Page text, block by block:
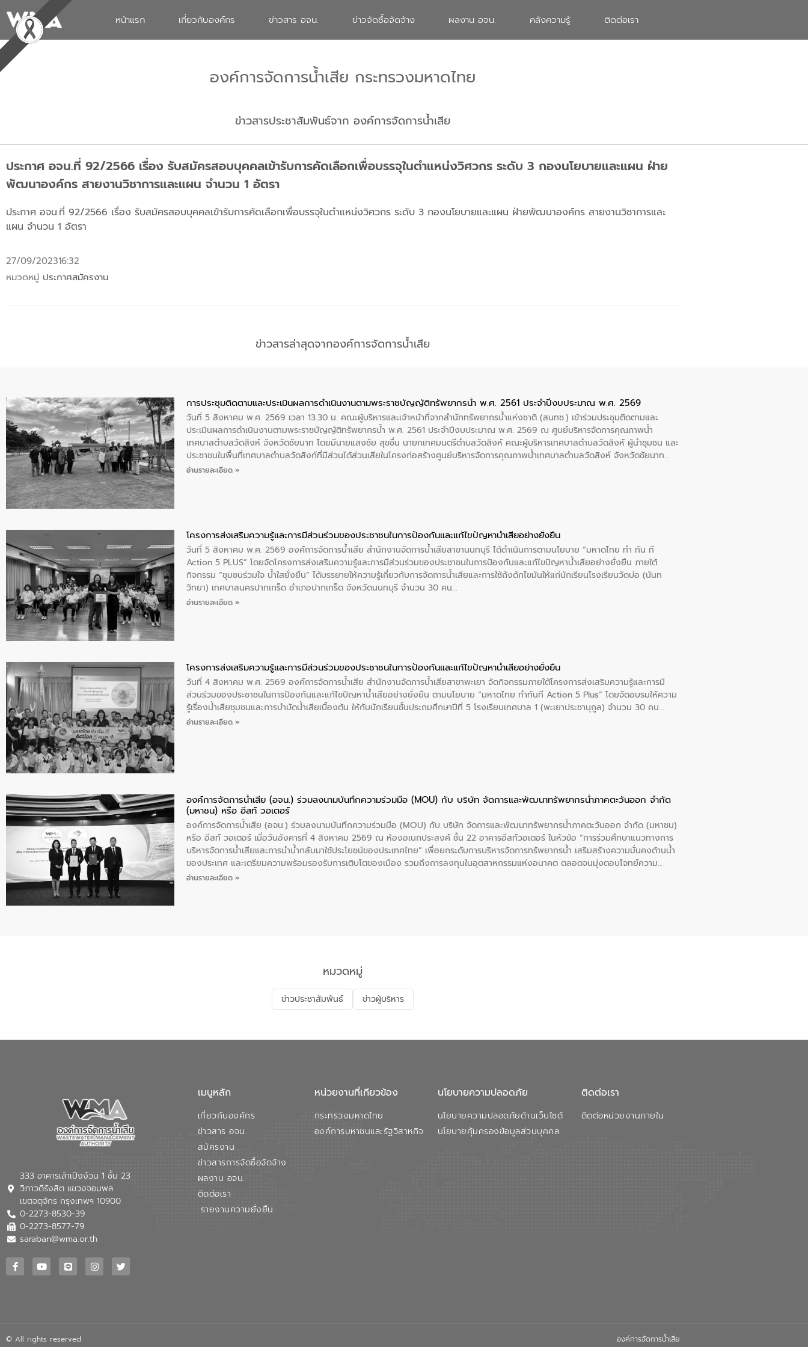
หน้าแรก เกี่ยวกับองค์กร ข่าวสาร อจน. ข่าวจัดซื้อจัดจ้าง ผลงาน อจน. คลังความรู้ ติดต่อเรา
องค์การจัดการน้ำเสีย กระทรวงมหาดไทย
ข่าวสารประชาสัมพันธ์จาก องค์การจัดการน้ำเสีย
ประกาศ อจน.ที่ 92/2566 เรื่อง รับสมัครสอบบุคคลเข้ารับการคัดเลือกเพื่อบรรจุในตำแหน่งวิศวกร ระดับ 3 กองนโยบายและแผน ฝ่าย
พัฒนาองค์กร สายงานวิชาการและแผน จำนวน 1 อัตรา
ประกาศ อจน.ที่ 92/2566 เรื่อง รับสมัครสอบบุคคลเข้ารับการคัดเลือกเพื่อบรรจุในตำแหน่งวิศวกร ระดับ 3 กองนโยบายและแผน ฝ่ายพัฒนาองค์กร สายงานวิชาการและ
แผน จำนวน 1 อัตรา
27/09/202316:32
หมวดหมู่ ประกาศสมัครงาน
ข่าวสารล่าสุดจากองค์การจัดการน้ำเสีย
การประชุมติดตามและประเมินผลการดำเนินงานตามพระราชบัญญัติทรัพยากรน้ำ พ.ศ. 2561 ประจำปีงบประมาณ พ.ศ. 2569
วันที่ 5 สิงหาคม พ.ศ. 2569 เวลา 13.30 น. คณะผู้บริหารและเจ้าหน้าที่จากสำนักทรัพยากรน้ำแห่งชาติ (สนทช.) เข้าร่วมประชุมติดตามและ
ประเมินผลการดำเนินงานตามพระราชบัญญัติทรัพยากรน้ำ พ.ศ. 2561 ประจำปีงบประมาณ พ.ศ. 2569 ณ ศูนย์บริหารจัดการคุณภาพน้ำ
เทศบาลตำบลวัดสิงห์ จังหวัดชัยนาท โดยมีนายแสงชัย สุขชื่น นายกเทศมนตรีตำบลวัดสิงห์ คณะผู้บริหารเทศบาลตำบลวัดสิงห์ ผู้นำชุมชน และ
ประชาชนในพื้นที่เทศบาลตำบลวัดสิงก์ที่มีส่วนได้ส่วนเสียในโครงก่อสร้างศูนย์บริหารจัดการคุณภาพน้ำเทศบาลตำบลวัดสิงห์ จังหวัดชัยนาท
ให้การต้อนรับ
อ่านรายละเอียด »
โครงการส่งเสริมความรู้และการมีส่วนร่วมของประชาชนในการป้องกันและแก้ไขปัญหาน้ำเสียอย่างยั่งยืน
วันที่ 5 สิงหาคม พ.ศ. 2569 องค์การจัดการน้ำเสีย สำนักงานจัดการน้ำเสียสาขานนทบุรี ได้ดำเนินการตามนโยบาย “มหาดไทย ทำ ทัน ที
Action 5 PLUS” โดยจัดโครงการส่งเสริมความรู้และการมีส่วนร่วมของประชาชนในการป้องกันและแก้ไขปัญหาน้ำเสียอย่างยั่งยืน ภายใต้
กิจกรรม “ชุมชนร่วมใจ น้ำใสยั่งยืน” ได้บรรยายให้ความรู้เกี่ยวกับการจัดการน้ำเสียและการใช้ถังดักไขมันให้แก่นักเรียนโรงเรียนวัดบ่อ (นันท
วิทยา) เทศบาลนครปากเกร็ด อำเภอปากเกร็ด จังหวัดนนทบุรี จำนวน 30 คน
อ่านรายละเอียด »
โครงการส่งเสริมความรู้และการมีส่วนร่วมของประชาชนในการป้องกันและแก้ไขปัญหาน้ำเสียอย่างยั่งยืน
วันที่ 4 สิงหาคม พ.ศ. 2569 องค์การจัดการน้ำเสีย สำนักงานจัดการน้ำเสียสาขาพะเยา จัดกิจกรรมภายใต้โครงการส่งเสริมความรู้และการมี
ส่วนร่วมของประชาชนในการป้องกันและแก้ไขปัญหาน้ำเสียอย่างยั่งยืน ตามนโยบาย “มหาดไทย ทำทันที Action 5 Plus” โดยจัดอบรมให้ความ
รู้เรื่องน้ำเสียชุมชนและการบำบัดน้ำเสียเบื้องต้น ให้กับนักเรียนชั้นประถมศึกษาปีที่ 5 โรงเรียนเทศบาล 1 (พะเยาประชานุกูล) จำนวน 30 คน
อ่านรายละเอียด »
องค์การจัดการน้ำเสีย (อจน.) ร่วมลงนามบันทึกความร่วมมือ (MOU) กับ บริษัท จัดการและพัฒนาทรัพยากรน้ำภาคตะวันออก จำกัด
(มหาชน) หรือ อีสท์ วอเตอร์
องค์การจัดการน้ำเสีย (อจน.) ร่วมลงนามบันทึกความร่วมมือ (MOU) กับ บริษัท จัดการและพัฒนาทรัพยากรน้ำภาคตะวันออก จำกัด (มหาชน)
หรือ อีสท์ วอเตอร์ เมื่อวันอังคารที่ 4 สิงหาคม 2569 ณ ห้องอเนกประสงค์ ชั้น 22 อาคารอีสท์วอเตอร์ ในหัวข้อ “การร่วมศึกษาแนวทางการ
บริหารจัดการน้ำเสียและการนำน้ำกลับมาใช้ประโยชน์ของประเทศไทย” เพื่อยกระดับการบริหารจัดการทรัพยากรน้ำ เสริมสร้างความมั่นคงด้านน้ำ
ของประเทศ และเตรียมความพร้อมรองรับการเติบโตของเมือง รวมถึงการลงทุนในอุตสาหกรรมแห่งอนาคต ตลอดจนมุ่งตอบโจทย์ความ
ท้าทายจากวิกฤตการเปลี่ยนแปลงสภาพภูมิอากาศและความเสี่ยงภัยแล้งในระยะยาว การประสานความร่วมมือในครั้งนี้เป็นการดึงจุดแข็งและ
ตลอดระบบ โดยการนำน้ำบำบัดกลับมาใช้ใหม่จะช่วยลดการพึ่งพาน้ำธรรมชาติและสร้างสมดุลทางเศรษฐกิจและสิ่งแวดล้อมได้อย่างเป็นรูปธรรม
ความร่วมมือระหว่างภาครัฐและภาคเอกชนในครั้งนี้ นับเป็นก้าวสำคัญของ องค์การจัดการน้ำเสีย (อจน.) ในการร่วมวางรากฐานโครงสร้างพื้น
ฐานด้านน้ำของประเทศ เพื่อยกระดับประสิทธิภาพการใช้ทรัพยากรน้ำให้เกิดประโยชน์สูงสุดและเป็นไปตามมาตรฐานสากล
อ่านรายละเอียด »
หมวดหมู่
ข่าวประชาสัมพันธ์ ข่าวผู้บริหาร
333 อาคารเล้าเป้งง้วน 1 ชั้น 23
วิภาวดีรังสิต แขวงจอมพล
เขตจตุจักร กรุงเทพฯ 10900
0-2273-8530-39
0-2273-8577-79
saraban@wma.or.th
เมนูหลัก
เกี่ยวกับองค์กร
ข่าวสาร อจน.
สมัครงาน
ข่าวสารการจัดซื้อจัดจ้าง
ผลงาน อจน.
ติดต่อเรา
รายงานความยั่งยืน
หน่วยงานที่เกียวข้อง
กระทรวงมหาดไทย
องค์การมหาชนและรัฐวิสาหกิจ
นโยบายความปลอดภัย
นโยบายความปลอดภัยด้านเว็บไซต์
นโยบายคุ้มครองข้อมูลส่วนบุคคล
ติดต่อเรา
ติดต่อหน่วยงานภายใน
© All rights reserved องค์การจัดการน้ำเสีย